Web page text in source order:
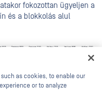
fokozottan ügyeljen a
és a blokkolás alul
as cookies, to enable our
or to analyze
virtual assistant.